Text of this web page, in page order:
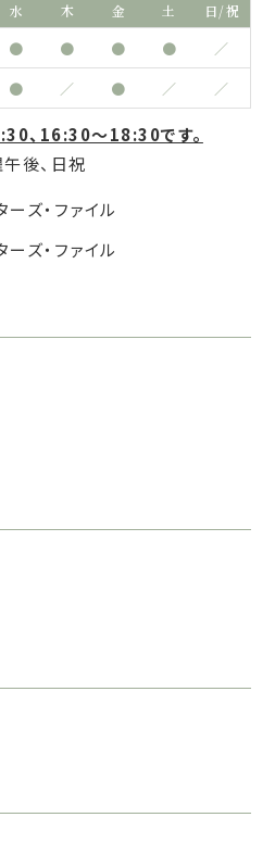
水 木 金 土 日/祝
● ● ● ● ／
● ／ ● ／ ／
、16:30～18:30です。
午後、日祝